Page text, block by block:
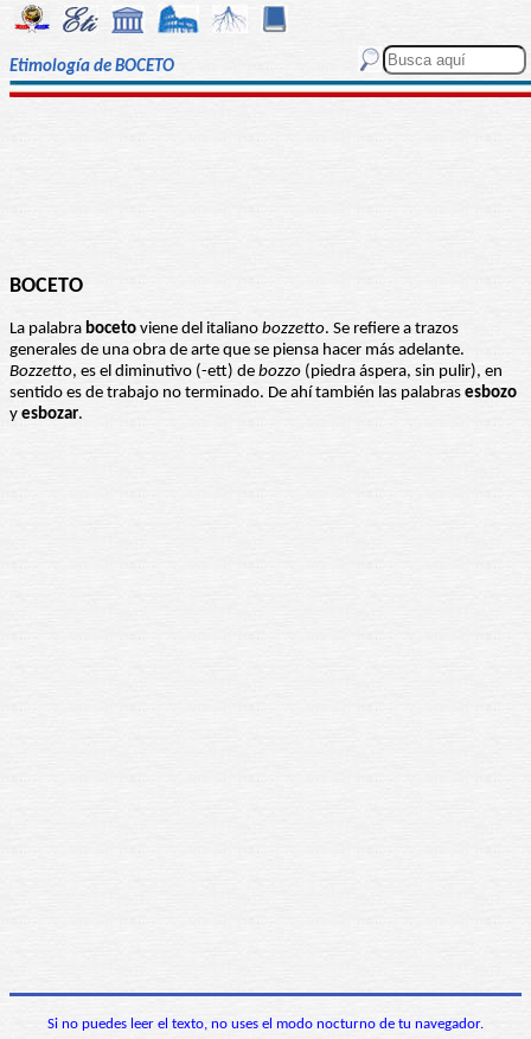
Etimología de BOCETO
BOCETO
La palabra boceto viene del italiano bozzetto. Se refiere a trazos
generales de una obra de arte que se piensa hacer más adelante.
Bozzetto, es el diminutivo (-ett) de bozzo (piedra áspera, sin pulir), en
sentido es de trabajo no terminado. De ahí también las palabras esbozo
y esbozar.
Si no puedes leer el texto, no uses el modo nocturno de tu navegador.